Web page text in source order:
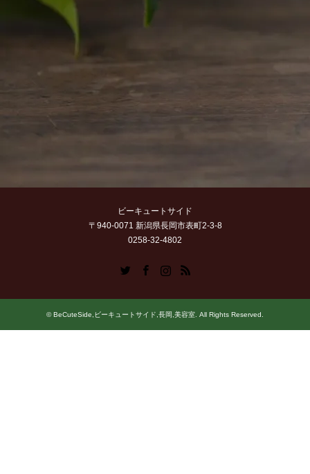
ビーキュートサイド
〒940-0071 新潟県長岡市表町2-3-8
0258-32-4802
RSS
©BeCuteSide,ビーキュートサイド,長岡,美容室 . All Rights Reserved.